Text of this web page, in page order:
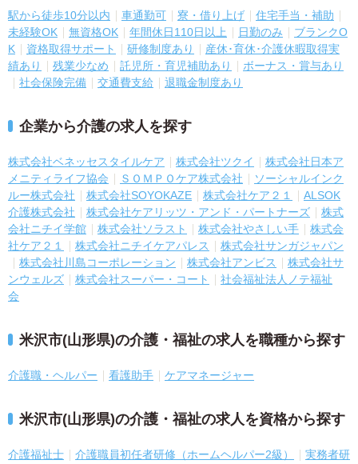
駅から徒歩10分以内 車通勤可 寮・借り上げ
住宅手当・補助
未経験OK
無資格OK 年間休日110日以上 日勤のみ
ブランクO
K
資格取得サポート 研修制度あり
産休･育休･介護休暇取得実
績あり
残業少なめ 託児所・育児補助あり
ボーナス・賞与あり
社会保険完備
交通費支給 退職金制度あり
企業から介護の求人を探す
株式会社ベネッセスタイルケア 株式会社ツクイ
株式会社日本ア
メニティライフ協会
ＳＯＭＰＯケア株式会社
ソーシャルインク
ルー株式会社
株式会社SOYOKAZE 株式会社ケア２１
ALSOK
介護株式会社
株式会社ケアリッツ・アンド・パートナーズ
株式
会社ニチイ学館
株式会社ソラスト 株式会社やさしい手
株式会
社ケア２１
株式会社ニチイケアパレス
株式会社サンガジャパン
株式会社川島コーポレーション
株式会社アンビス
株式会社サ
ンウェルズ
株式会社スーパー・コート
社会福祉法人ノテ福祉
会
米沢市(山形県)の介護・福祉の求人を職種から探す
介護職・ヘルパー 看護助手 ケアマネージャー
米沢市(山形県)の介護・福祉の求人を資格から探す
介護福祉士 介護職員初任者研修（ホームヘルパー2級）
実務者研